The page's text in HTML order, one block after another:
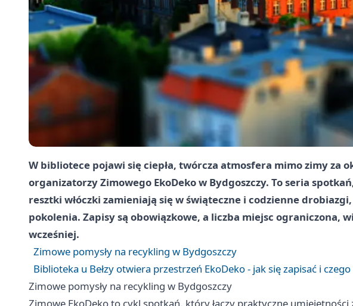
W bibliotece pojawi się ciepła, twórcza atmosfera mimo zimy za
organizatorzy Zimowego EkoDeko w Bydgoszczy. To seria
resztki włóczki zamieniają się w świąteczne i codzienne
pokolenia. Zapisy są obowiązkowe, a liczba miejsc ograniczona,
wcześniej.
Zimowe pomysły na recykling w Bydgoszczy
Biblioteka u Bełzy otwiera przestrzeń EkoDeko - jak się zapisać i
Zimowe pomysły na recykling w Bydgoszczy
Zimowe EkoDeko to cykl spotkań, który łączy praktyczne